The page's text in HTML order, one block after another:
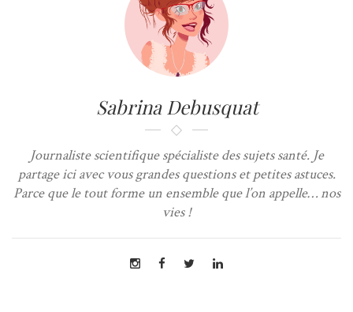
Sabrina Debusquat
Journaliste scientifique spécialiste des sujets santé. Je
partage ici avec vous grandes questions et petites astuces.
Parce que le tout forme un ensemble que l’on appelle… nos
vies !